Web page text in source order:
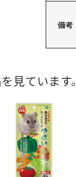
備考
見ています。